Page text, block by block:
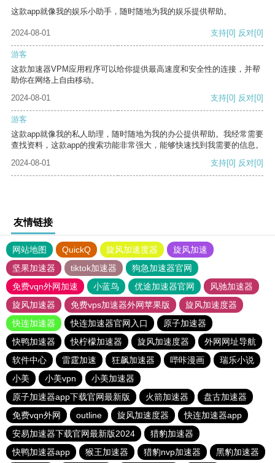
这款app就像我的娱乐小助手，随时随地为我的娱乐提供帮助。
2024-08-01 支持[0] 反对[0]
游客
这款加速器VPM应用程序可以给你提供最高速度和安全性的连接，并帮
助你在网络上自由移动。
2024-08-01
支持[0] 反对[0]
游客
这款app就像我的私人助理，随时随地为我的办公提供帮助。我经常需要
查找资料，这款app的搜索功能非常强大，能够快速找到我需要的信息。
2024-08-01
支持[0] 反对[0]
友情链接
网站地图 QuickQ 旋风加速度器
旋风加速
坚果加速器
tiktok加速器
狗急加速器官网
免费vqn外网加速
小蓝鸟 优途加速器官网
风驰加速器
旋风加速器
免费vps加速器外网苹果版
旋风加速度器
快连加速器
快连加速器官网入口
原子加速器
快鸭加速器
快柠檬加速器 旋风加速度器
外网网址导航
软件中心
雷霆加速 狂飙加速器 哔咔漫画
瑞乐小说
小美
小美vpn
小美加速器
原子加速器app下载官网最新版
火箭加速器
盘古加速器
免费vqn外网
outline 旋风加速度器
快连加速器app
安易加速器下载官网最新版2024
猎豹加速器
快鸭加速器app
猴王加速器 猎豹nvp加速器 黑豹加速器